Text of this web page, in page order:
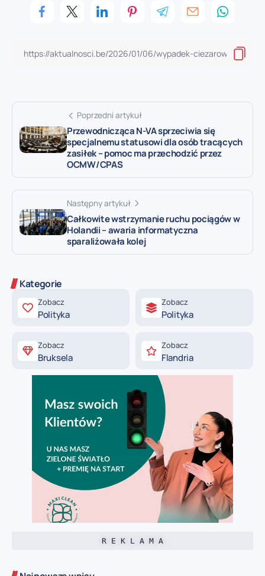
Poprzedni artykuł
Przewodnicząca N-VA sprzeciwia się
specjalnemu statusowi dla osób tracących
zasiłek – pomoc ma przechodzić przez
OCMW/CPAS
Następny artykuł
Całkowite wstrzymanie ruchu pociągów w
Holandii – awaria informatyczna
sparaliżowała kolej
Kategorie
Zobacz
Polityka
Zobacz
Polityka
Zobacz
Bruksela
Zobacz
Flandria
R E K L A M A